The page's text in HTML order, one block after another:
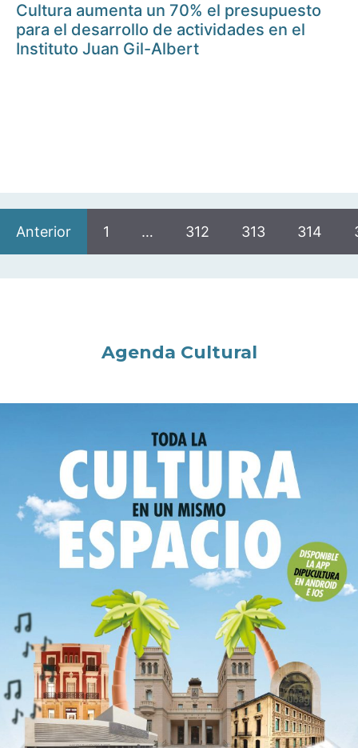
Cultura aumenta un 70% el presupuesto
para el desarrollo de actividades en el
Instituto Juan Gil-Albert
Anterior 1 … 312 313 314
Agenda Cultural